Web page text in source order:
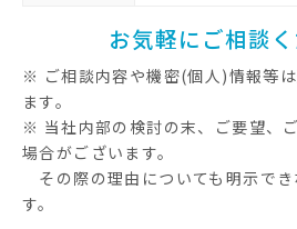
お気軽にご相談く
※ ご相談内容や機密(個人)情報等
ます。
※ 当社内部の検討の末、ご要望、
場合がございます。
その際の理由についても明示で
す。